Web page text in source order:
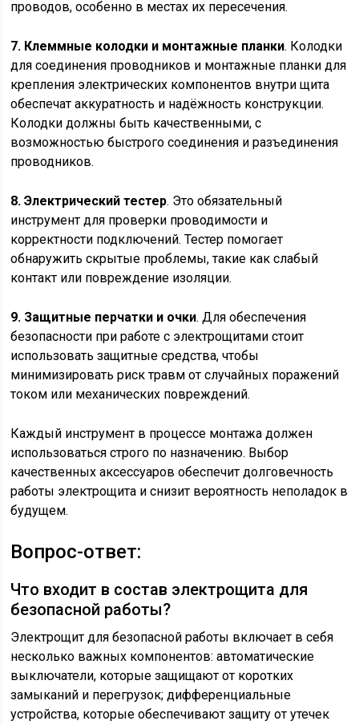
проводов, особенно в местах их пересечения.
7. Клеммные колодки и монтажные планки. Колодки
для соединения проводников и монтажные планки для
крепления электрических компонентов внутри щита
обеспечат аккуратность и надёжность конструкции.
Колодки должны быть качественными, с
возможностью быстрого соединения и разъединения
проводников.
8. Электрический тестер. Это обязательный
инструмент для проверки проводимости и
корректности подключений. Тестер помогает
обнаружить скрытые проблемы, такие как слабый
контакт или повреждение изоляции.
9. Защитные перчатки и очки. Для обеспечения
безопасности при работе с электрощитами стоит
использовать защитные средства, чтобы
минимизировать риск травм от случайных поражений
током или механических повреждений.
Каждый инструмент в процессе монтажа должен
использоваться строго по назначению. Выбор
качественных аксессуаров обеспечит долговечность
работы электрощита и снизит вероятность неполадок в
будущем.
Вопрос-ответ:
Что входит в состав электрощита для
безопасной работы?
Электрощит для безопасной работы включает в себя
несколько важных компонентов: автоматические
выключатели, которые защищают от коротких
замыканий и перегрузок; дифференциальные
устройства, которые обеспечивают защиту от утечек